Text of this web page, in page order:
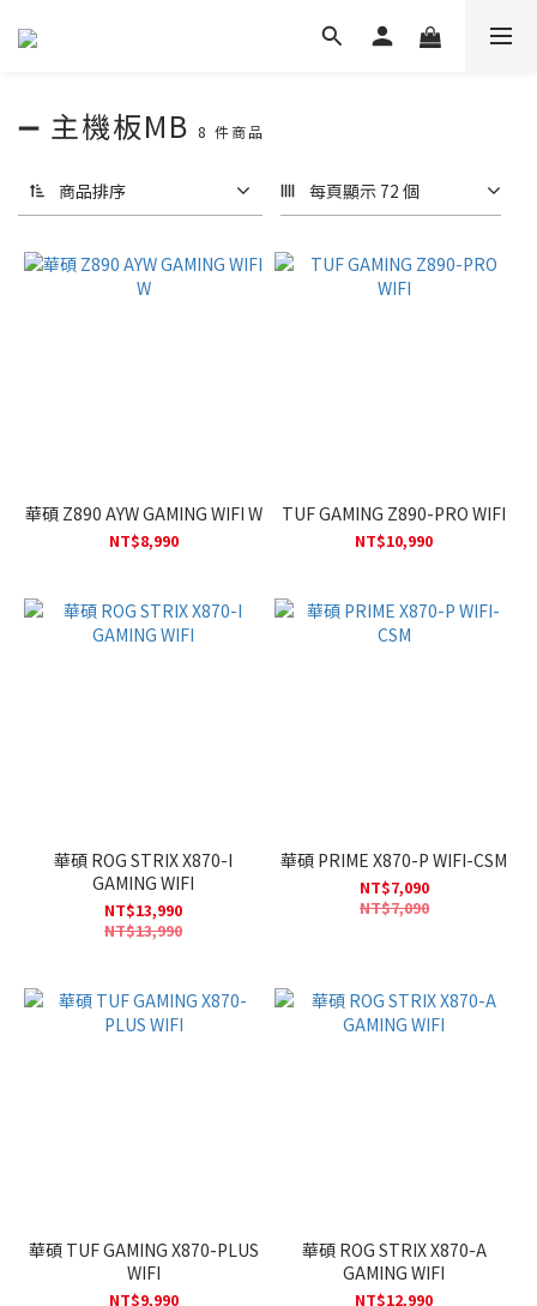
➖ 主機板MB 8 件商品
商品排序 每頁顯示 72 個
華碩 Z890 AYW GAMING WIFI W
NT$8,990
TUF GAMING Z890-PRO WIFI
NT$10,990
華碩 ROG STRIX X870-I
GAMING WIFI
NT$13,990
NT$13,990
華碩 PRIME X870-P WIFI-CSM
NT$7,090
NT$7,090
華碩 TUF GAMING X870-PLUS
WIFI
NT$9,990
華碩 ROG STRIX X870-A
GAMING WIFI
NT$12,990